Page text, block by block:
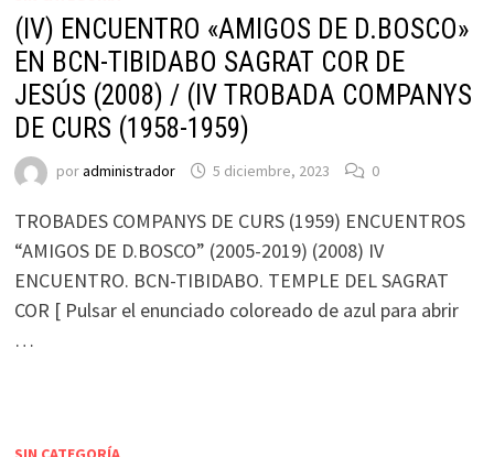
(IV) ENCUENTRO «AMIGOS DE D.BOSCO»
EN BCN-TIBIDABO SAGRAT COR DE
JESÚS (2008) / (IV TROBADA COMPANYS
DE CURS (1958-1959)
poradministrador 5 diciembre, 2023 0
TROBADES COMPANYS DE CURS (1959) ENCUENTROS
“AMIGOS DE D.BOSCO” (2005-2019) (2008) IV
ENCUENTRO. BCN-TIBIDABO. TEMPLE DEL SAGRAT
COR [ Pulsar el enunciado coloreado de azul para abrir
…